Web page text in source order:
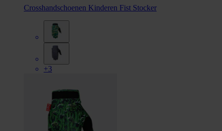
Crosshandschoenen Kinderen Fist Stocker
+3